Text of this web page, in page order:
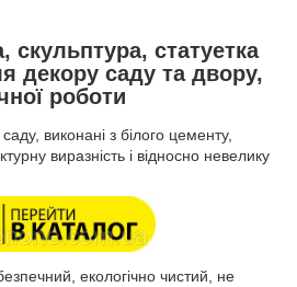
скульптура, статуетка
декору саду та двору,
роботи
виконані з білого цементу,
виразність і відносно невелику
екологічно чистий, не